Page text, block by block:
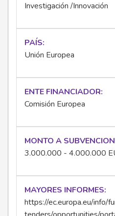
Investigación /Innovación
PAÍS
Unión Europea
ENTE FINANCIADOR
Comisión Europea
MONTO A
3.000.000 - 4.000.000
MAYORES INFORMES
https://ec.europa.eu/info/